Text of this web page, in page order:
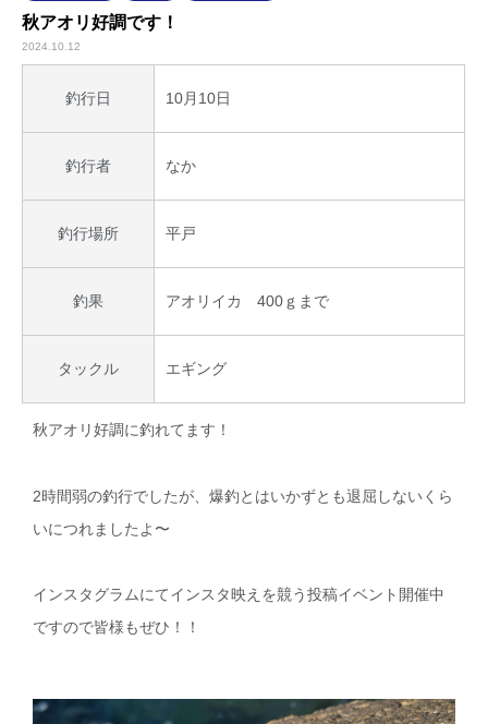
秋アオリ好調です！
2024.10.12
釣行日 10月10日
釣行者 なか
釣行場所 平戸
釣果 アオリイカ 400ｇまで
タックル エギング
秋アオリ好調に釣れてます！
2時間弱の釣行でしたが、爆釣とはいかずとも退屈しないくら
いにつれましたよ〜
インスタグラムにてインスタ映えを競う投稿イベント開催中
ですので皆様もぜひ！！